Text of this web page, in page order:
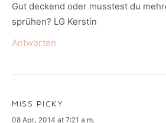
Gut deckend oder musstest du
sprühen? LG Kerstin
Antworten
MISS PICKY
says:
08 Apr., 2014 at 7:21 a.m.